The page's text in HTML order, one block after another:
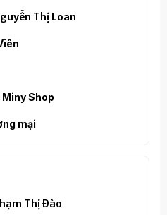
Thị Loan
Miny Shop
mại
Thị Đào